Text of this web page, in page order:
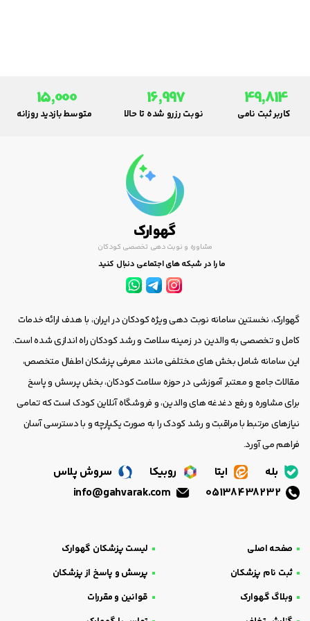
49,814
کاربر ثبت نامی
16,997
نوبت رزرو شده تا حالا
15,000
متوسط بازدید روزانه
گهوارک
مشاوره و نوبت دهی تخصصی کودکان
ما را در شبکه های اجتماعی دنبال کنید
گهوارک، نخستین سامانه نوبت دهی ویژه کودکان در ایران، با هدف ارائه خدمات
کامل و تخصصی به والدین در زمینه سلامت و رشد کودکان راه اندازی شده است.
این سامانه شامل بخش های مختلفی مانند معرفی پزشکان اطفال متخصص،
مقالات جامع و معتبر آموزشی در حوزه سلامت کودکان، بخش پرسش و پاسخ
برای مشاوره و رفع دغدغه های والدین، و فروشگاه آنلاین کودک است که تمامی
نیازهای مرتبط با مراقبت و رشد کودک را به صورت یکپارچه و با دسترسی آسان
فراهم می آورد.
بله ایتا روبیکا
سروش پلاس
صفحه اصلی
لیست پزشکان گهوارک
ثبت نام پزشکان
پرسش و پاسخ از پزشکان
وبلاگ گهوارک
قوانین و مقررات